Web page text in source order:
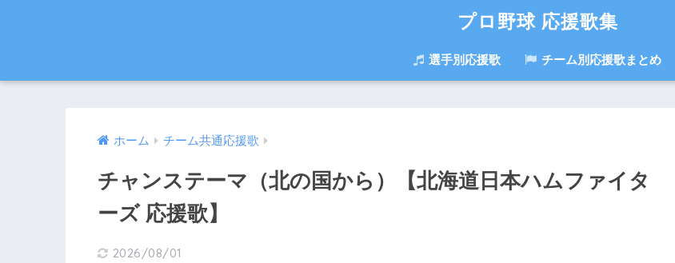
プロ野球 応援歌集
選手別応援歌 チーム別応援歌まとめ
ホーム チーム共通応援歌
チャンステーマ（北の国から）【北海道日本ハムファイタ
ーズ 応援歌】
2026/08/01